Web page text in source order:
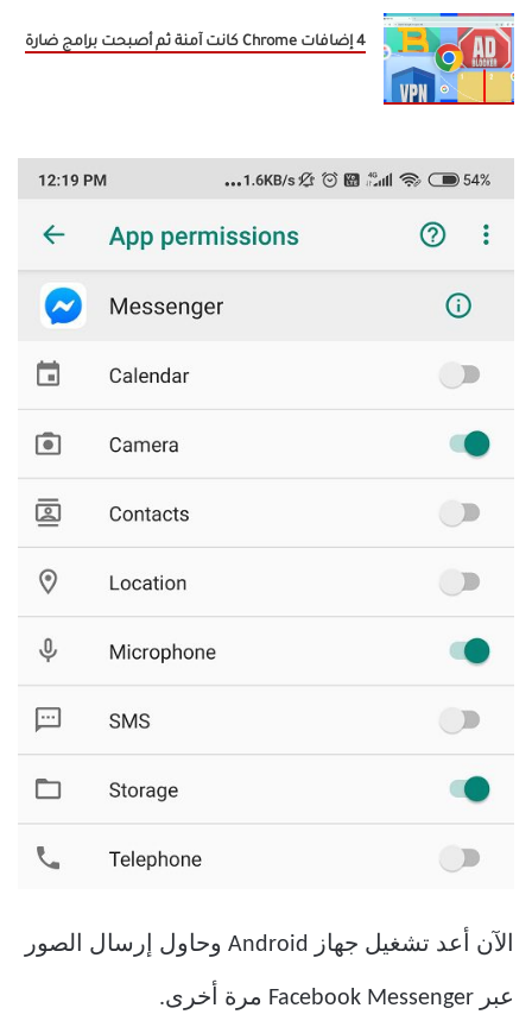
4 إضافات Chrome كانت آمنة ثم أصبحت برامج ضارة
الآن أعد تشغيل جهاز Android وحاول إرسال الصور
عبر Facebook Messenger مرة أخرى.